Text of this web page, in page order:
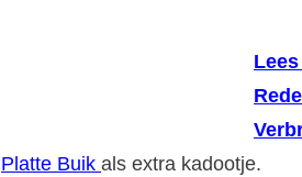
Platte Buik als extra kadootje.